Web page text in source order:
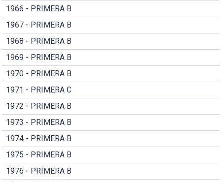
1966 - PRIMERA B
1967 - PRIMERA B
1968 - PRIMERA B
1969 - PRIMERA B
1970 - PRIMERA B
1971 - PRIMERA C
1972 - PRIMERA B
1973 - PRIMERA B
1974 - PRIMERA B
1975 - PRIMERA B
1976 - PRIMERA B